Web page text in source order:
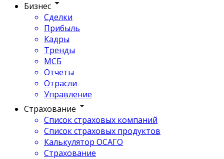
Бизнес
Сделки
Прибыль
Кадры
Тренды
МСБ
Отчеты
Отрасли
Управление
Страхование
Список страховых компаний
Список страховых продуктов
Калькулятор ОСАГО
Страхование